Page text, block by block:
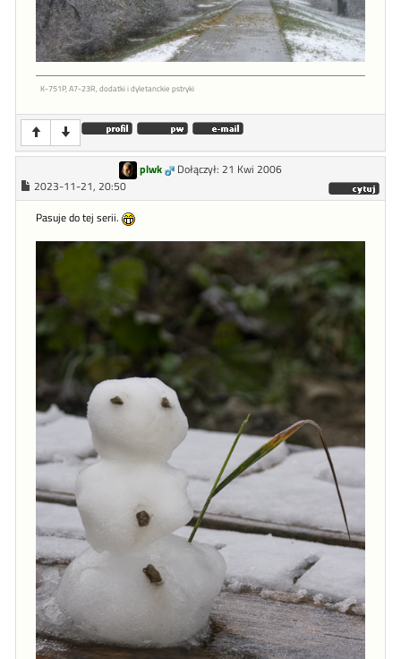
K-751P, A7-23R, dodatki i dyletanckie pstryki
plwk
Dołączył: 21 Kwi 2006
2023-11-21, 20:50
Pasuje do tej serii.